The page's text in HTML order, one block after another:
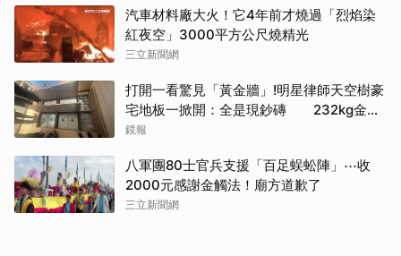
汽車材料廠大火！它4年前才燒過「烈焰染
紅夜空」3000平方公尺燒精光
三立新聞網
打開一看驚見「黃金牆」!明星律師天空樹豪
宅地板一掀開：全是現鈔磚 232kg金山
震撼影像曝
鏡報
八軍團80士官兵支援「百足蜈蚣陣」⋯收
2000元感謝金觸法！廟方道歉了
三立新聞網